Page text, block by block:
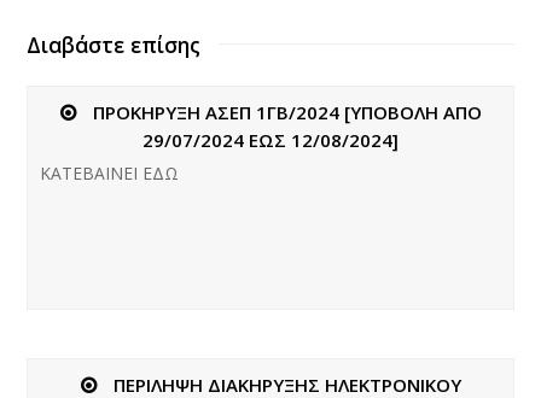
Διαβάστε επίσης
ΠΡΟΚΗΡΥΞΗ ΑΣΕΠ 1ΓΒ/2024 [ΥΠΟΒΟΛΗ ΑΠΟ
29/07/2024 ΕΩΣ 12/08/2024]
ΚΑΤΕΒΑΙΝΕΙ ΕΔΩ
ΠΕΡΙΛΗΨΗ ΔΙΑΚΗΡΥΞΗΣ ΗΛΕΚΤΡΟΝΙΚΟΥ